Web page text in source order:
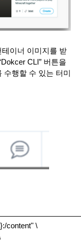
이너 이미지를 받
CLI” 버튼을
행할 수 있는 터미
content" \